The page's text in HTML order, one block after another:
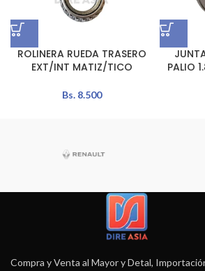
ROLINERA RUEDA TRASERO
EXT/INT MATIZ/TICO
Bs.8.500
PALIO
Compra y Venta al Mayor y Detal,